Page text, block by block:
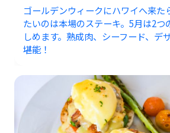
ゴールデンウィークにハワイへ来た
たいのは本場のステーキ。5月は2つ
しめます。熟成肉、シーフード、デ
堪能！